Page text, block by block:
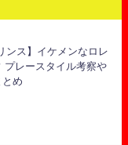
ンス】イケメンなロレ
プレースタイル考察や
め